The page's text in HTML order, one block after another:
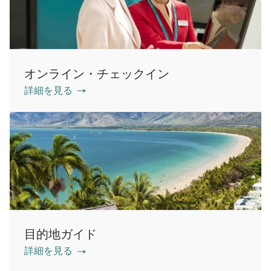
オンライン・チェックイン
詳細を見る
目的地ガイド
詳細を見る